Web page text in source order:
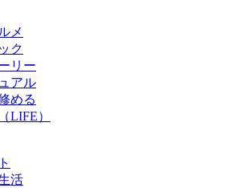
メ
ク
リー
アル
める
LIFE）
活